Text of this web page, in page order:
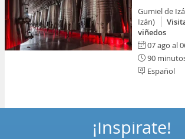
Gumiel de
Izán)
viñedos
07 ago al
90
Español
¡Inspírate!